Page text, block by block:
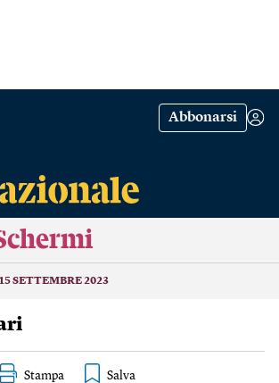
Abbonarsi
SETTEMBRE 2023
Stampa